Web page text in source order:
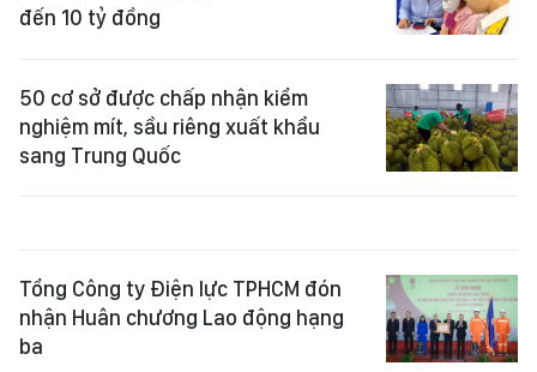
đến 10 tỷ đồng
50 cơ sở được chấp nhận kiểm
nghiệm mít, sầu riêng xuất khẩu
sang Trung Quốc
Tổng Công ty Điện lực TPHCM đón
nhận Huân chương Lao động hạng
ba